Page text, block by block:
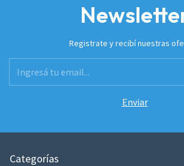
Registrate y recibí nuestras
Categorías